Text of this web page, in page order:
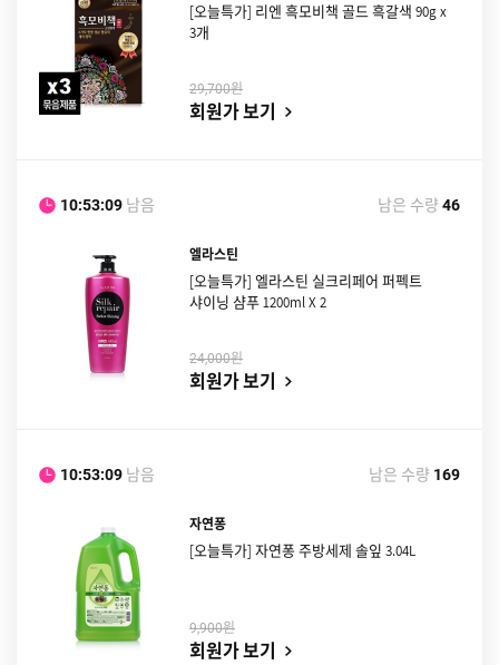
[오늘특가] 리엔 흑모비책 골드 흑갈색 90g x
3개
29,700원
회원가 보기
10:53:08 남음 남은 수량 46
엘라스틴
[오늘특가] 엘라스틴 실크리페어 퍼펙트
샤이닝 샴푸 1200ml X 2
24,000원
회원가 보기
10:53:08 남음 남은 수량 169
자연퐁
[오늘특가] 자연퐁 주방세제 솔잎 3.04L
9,900원
회원가 보기